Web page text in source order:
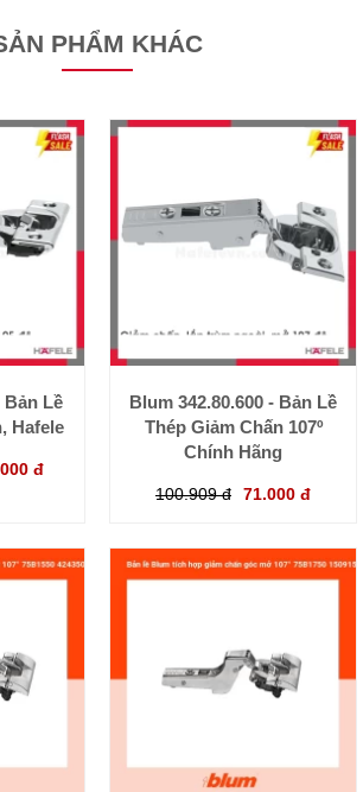
PHẨM KHÁC
Bản Lề
Hafele
đ
Blum 342.80.600 - Bản Lề
Thép Giảm Chấn 107º
Chính Hãng
100.909 đ 71.000 đ